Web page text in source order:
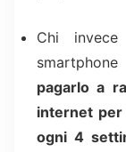
Chi
pagarlo a
internet per
ogni 4